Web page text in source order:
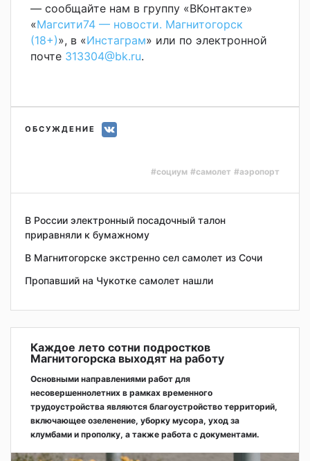
— сообщайте нам в группу «ВКонтакте»
«Магсити74 — новости. Магнитогорск
(18+)», в «Инстаграм» или по электронной
почте 313304@bk.ru.
ОБСУЖДЕНИЕ
#социум #самолет #аэропорт
В России электронный посадочный талон
приравняли к бумажному
В Магнитогорске экстренно сел самолет из Сочи
Пропавший на Чукотке самолет нашли
Каждое лето сотни подростков
Магнитогорска выходят на работу
Основными направлениями работ для
несовершеннолетних в рамках временного
трудоустройства являются благоустройство территорий,
включающее озеленение, уборку мусора, уход за
клумбами и прополку, а также работа с документами.